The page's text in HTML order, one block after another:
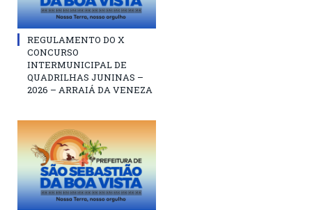
REGULAMENTO DO X
CONCURSO
INTERMUNICIPAL DE
QUADRILHAS JUNINAS –
2026 – ARRAIÁ DA VENEZA